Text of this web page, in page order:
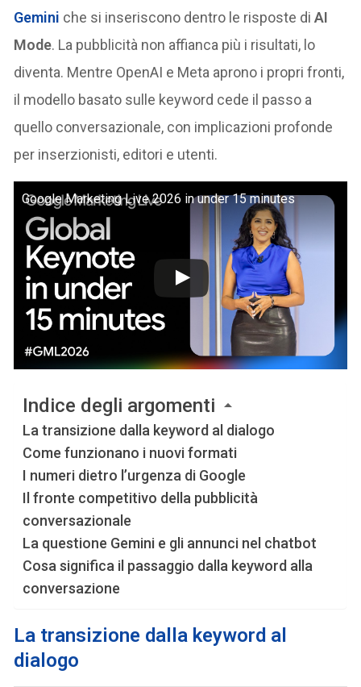
Gemini che si inseriscono dentro le risposte diAI
Mode. La pubblicità non affianca più i risultati, lo
diventa. Mentre OpenAI e Meta aprono i propri fronti,
il modello basato sulle keyword cede il passo a
quello conversazionale, con implicazioni profonde
per inserzionisti, editori e utenti.
Google Marketing Live 2026 in under 15 minutes
Indice degli argomenti
La transizione dalla keyword al dialogo
Come funzionano i nuovi formati
I numeri dietro l’urgenza di Google
Il fronte competitivo della pubblicità
conversazionale
La questione Gemini e gli annunci nel chatbot
Cosa significa il passaggio dalla keyword alla
conversazione
La transizione dalla keyword al
dialogo